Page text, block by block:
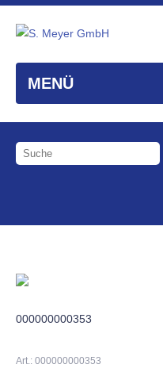
MENÜ
000000000353
Art.: 000000000353